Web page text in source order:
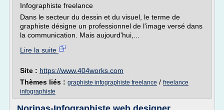
Infographiste freelance
Dans le secteur du dessin et du visuel, le terme de
graphiste désigne un professionnel de l'image versé dans
la communication. Mais aujourd'hui,...
Lire la suite
Site : https://www.404works.com
Thèmes liés : graphiste infographiste freelance / freelance
infographiste